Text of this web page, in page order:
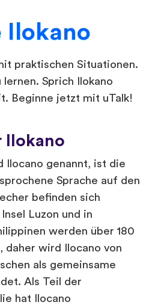
Ilokano
praktischen Situationen.
lernen. Sprich Ilokano
Beginne jetzt mit uTalk!
Ilokano
Ilocano genannt, ist die
Sprache auf den
befinden sich
Luzon und in
werden über 180
daher wird Ilocano von
als gemeinsame
Als Teil der
hat Ilocano